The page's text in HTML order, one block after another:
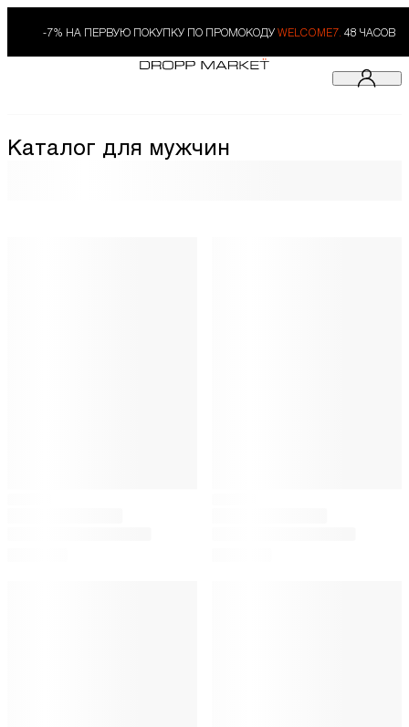
-7% НА ПЕРВУЮ ПОКУПКУ ПО ПРОМОКОДУ WELCOME7. 48 ЧАСОВ
Каталог для мужчин